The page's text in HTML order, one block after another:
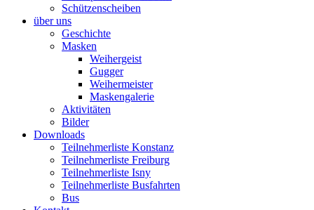
Schützenscheiben
über uns
Geschichte
Masken
Weihergeist
Gugger
Weihermeister
Maskengalerie
Aktivitäten
Bilder
Downloads
Teilnehmerliste Konstanz
Teilnehmerliste Freiburg
Teilnehmerliste Isny
Teilnehmerliste Busfahrten
Bus